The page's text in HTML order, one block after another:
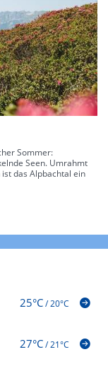
Sommer:
Seen. Umrahmt
das Alpbachtal ein
25°C/20°C
27°C/21°C